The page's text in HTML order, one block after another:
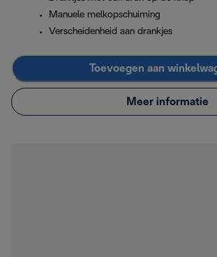
Manuele melkopschuiming
Verscheidenheid aan drankjes
Toevoegen aan
Meer informatie